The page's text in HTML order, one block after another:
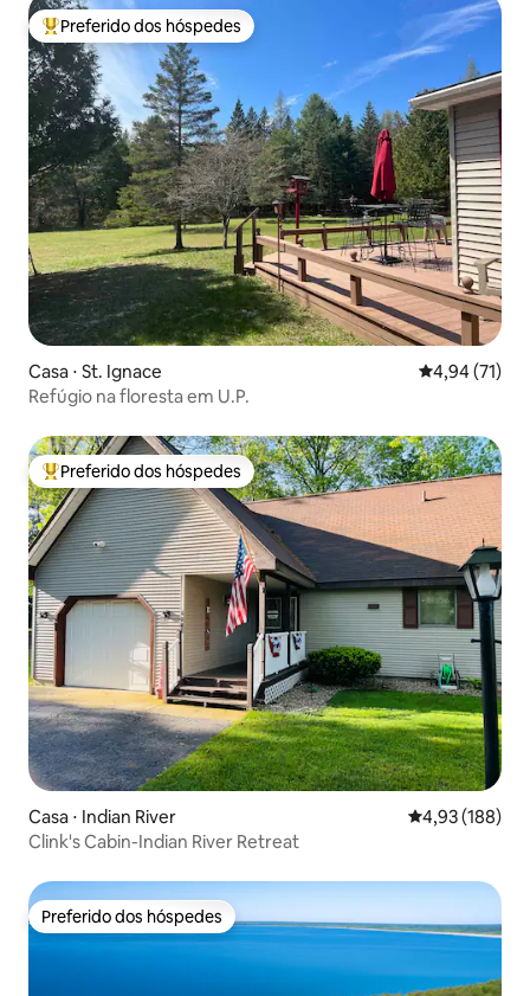
Entre os melhores preferidos dos hóspedes
Preferido dos hóspedes
Casa ⋅ St. Ignace 4,94 de uma
4,94 (71)
Refúgio na floresta em U.P.
Entre os melhores preferidos dos hóspedes
Preferido dos hóspedes
Casa ⋅ Indian River 4,93 de uma
4,93 (188)
Clink's Cabin-Indian River Retreat
Preferido dos hóspedes
Preferido dos hóspedes